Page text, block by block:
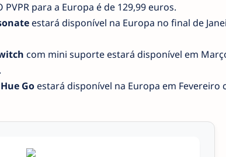
para a Europa é de 129,99 euros.
estará disponível na Europa no final de
com mini suporte estará disponível em
Goestará disponível na Europa em Fevereiro